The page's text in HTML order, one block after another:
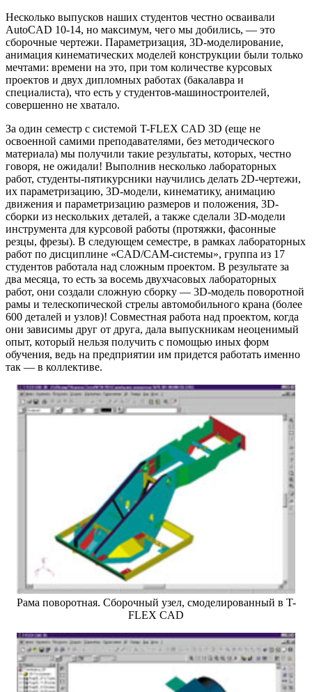
Несколько выпусков наших студентов честно осваивали
AutoCAD 10-14, но максимум, чего мы добились, — это
сборочные чертежи. Параметризация, 3D-моделирование,
анимация кинематических моделей конструкции были только
мечтами: времени на это, при том количестве курсовых
проектов и двух дипломных работах (бакалавра и
специалиста), что есть у студентов-машиностроителей,
совершенно не хватало.
За один семестр с системой T-FLEX CAD 3D (еще не
освоенной самими преподавателями, без методического
материала) мы получили такие результаты, которых, честно
говоря, не ожидали! Выполнив несколько лабораторных
работ, студенты-пятикурсники научились делать 2D-чертежи,
их параметризацию, 3D-модели, кинематику, анимацию
движения и параметризацию размеров и положения, 3D-
сборки из нескольких деталей, а также сделали 3D-модели
инструмента для курсовой работы (протяжки, фасонные
резцы, фрезы). В следующем семестре, в рамках лабораторных
работ по дисциплине «CAD/CAM-системы», группа из 17
студентов работала над сложным проектом. В результате за
два месяца, то есть за восемь двухчасовых лабораторных
работ, они создали сложную сборку — 3D-модель поворотной
рамы и телескопической стрелы автомобильного крана (более
600 деталей и узлов)! Совместная работа над проектом, когда
они зависимы друг от друга, дала выпускникам неоценимый
опыт, который нельзя получить с помощью иных форм
обучения, ведь на предприятии им придется работать именно
так — в коллективе.
Рама поворотная. Сборочный узел, смоделированный в T-
FLEX CAD